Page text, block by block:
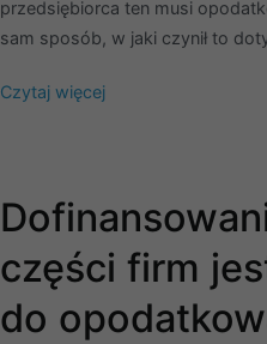
przedsiębiorca ten musi
sam sposób, w jaki czynił to
Czytaj więcej
części firm
do